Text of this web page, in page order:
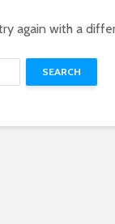
again with a
SEARCH